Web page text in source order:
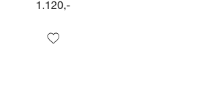
1.120,-